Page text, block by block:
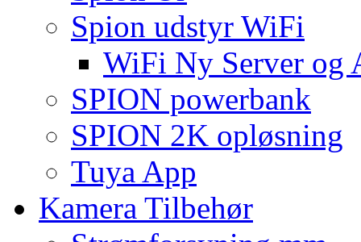
Spion udstyr WiFi
WiFi Ny Server og
SPION powerbank
SPION 2K opløsning
Tuya App
Kamera Tilbehør